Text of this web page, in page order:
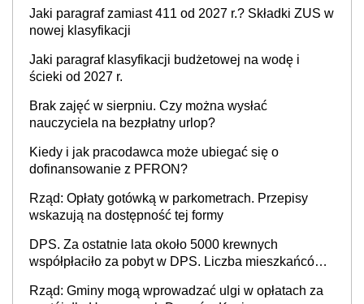
Jaki paragraf zamiast 411 od 2027 r.? Składki ZUS w
nowej klasyfikacji
Jaki paragraf klasyfikacji budżetowej na wodę i
ścieki od 2027 r.
Brak zajęć w sierpniu. Czy można wysłać
nauczyciela na bezpłatny urlop?
Kiedy i jak pracodawca może ubiegać się o
dofinansowanie z PFRON?
Rząd: Opłaty gotówką w parkometrach. Przepisy
wskazują na dostępność tej formy
DPS. Za ostatnie lata około 5000 krewnych
współpłaciło za pobyt w DPS. Liczba mieszkańców
Rząd: Gminy mogą wprowadzać ulgi w opłatach za